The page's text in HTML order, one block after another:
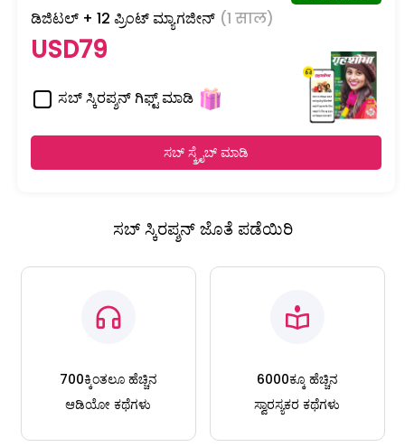
ಡಿಜಿಟಲ್ + 12 ಪ್ರಿಂಟ್ ಮ್ಯಾಗಜೀನ್ (1 साल)
USD79
ಸಬ್ ಸ್ಕಿರಪ್ಶನ್ ಗಿಫ್ಟ್ ಮಾಡಿ
ಸಬ್ ಸ್ಕ್ರೈಬ್ ಮಾಡಿ
ಸಬ್ ಸ್ಕಿರಪ್ಶನ್ ಜೊತೆ ಪಡೆಯಿರಿ
700ಕ್ಕಿಂತಲೂ ಹೆಚ್ಚಿನ
ಆಡಿಯೋ ಕಥೆಗಳು
6000ಕ್ಕೂ ಹೆಚ್ಚಿನ
ಸ್ವಾರಸ್ಯಕರ ಕಥೆಗಳು